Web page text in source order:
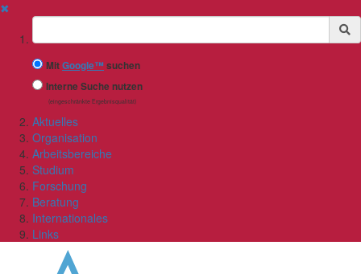
✖
Suchbegriff
MitGoogle™ suchen
Interne Suche nutzen
(eingeschränkte Ergebnisqualität)
Aktuelles
Organisation
Arbeitsbereiche
Studium
Forschung
Beratung
Internationales
Links